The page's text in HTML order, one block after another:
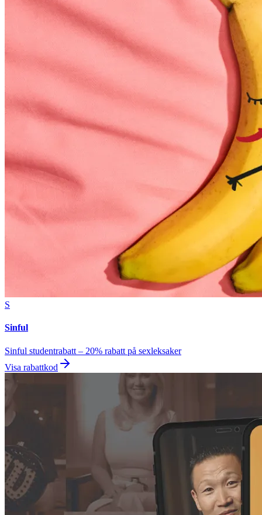
S
Sinful
Sinful studentrabatt – 20% rabatt på sexleksaker
Visa rabattkod